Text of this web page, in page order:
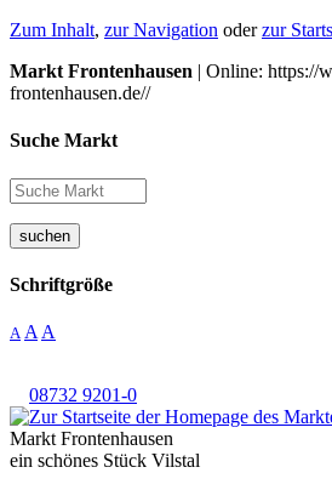
Zum Inhalt, zur Navigation oderzur
Markt Frontenhausen | Online: https://
frontenhausen.de//
Suche Markt
suchen
Schriftgröße
A A A
08732 9201-0
Markt Frontenhausen
ein schönes Stück Vilstal